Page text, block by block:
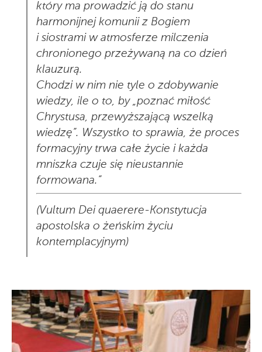
który ma prowadzić ją do stanu
harmonijnej komunii z Bogiem
i siostrami w atmosferze milczenia
chronionego przeżywaną na co dzień
klauzurą.
Chodzi w nim nie tyle o zdobywanie
wiedzy, ile o to, by „poznać miłość
Chrystusa, przewyższającą wszelką
wiedzę”. Wszystko to sprawia, że proces
formacyjny trwa całe życie i każda
mniszka czuje się nieustannie
formowana.”
(Vultum Dei quaerere-Konstytucja
apostolska o żeńskim życiu
kontemplacyjnym)